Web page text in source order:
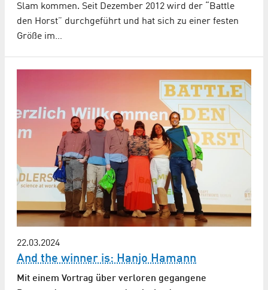
Slam kommen. Seit Dezember 2012 wird der “Battle
den Horst” durchgeführt und hat sich zu einer festen
Größe im…
22.03.2024
And the winner is: Hanjo Hamann
Mit einem Vortrag über verloren gegangene